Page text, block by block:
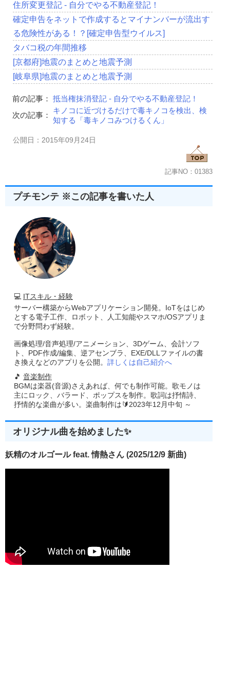
住所変更登記 - 自分でやる不動産登記！
確定申告をネットで作成するとマイナンバーが流出す
る危険性がある！？[確定申告型ウイルス]
タバコ税の年間推移
[京都府]地震のまとめと地震予測
[岐阜県]地震のまとめと地震予測
前の記事： 抵当権抹消登記 - 自分でやる不動産登記！
次の記事：
キノコに近づけるだけで毒キノコを検出、検
知する「毒キノコみつけるくん」
公開日：2015年09月24日
記事NO：01383
プチモンテ ※この記事を書いた人
💻 ITスキル・経験
サーバー構築からWebアプリケーション開発。IoTをはじめ
とする電子工作、ロボット、人工知能やスマホ/OSアプリま
で分野問わず経験。
画像処理/音声処理/アニメーション、3Dゲーム、会計ソフ
ト、PDF作成/編集、逆アセンブラ、EXE/DLLファイルの書
き換えなどのアプリを公開。 詳しくは自己紹介へ
🎵 音楽制作
BGMは楽器(音源)さえあれば、何でも制作可能。歌モノは
主にロック、バラード、ポップスを制作。歌詞は抒情詩、
抒情的な楽曲が多い。楽曲制作は🔰2023年12月中旬 ～
オリジナル曲を始めました✨
妖精のオルゴール feat. 情熱さん (2025/12/9 新曲)